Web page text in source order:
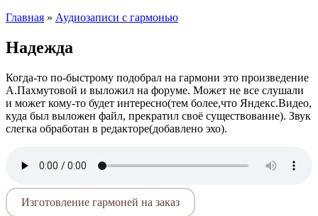
Главная » Аудиозаписи с гармонью
Надежда
Когда-то по-быстрому подобрал на гармони это произведение
А.Пахмутовой и выложил на форуме. Может не все слушали
и может кому-то будет интересно(тем более,что Яндекс.Видео,
куда был выложен файл, прекратил своё существование). Звук
слегка обработан в редакторе(добавлено эхо).
Изготовление гармоней на заказ